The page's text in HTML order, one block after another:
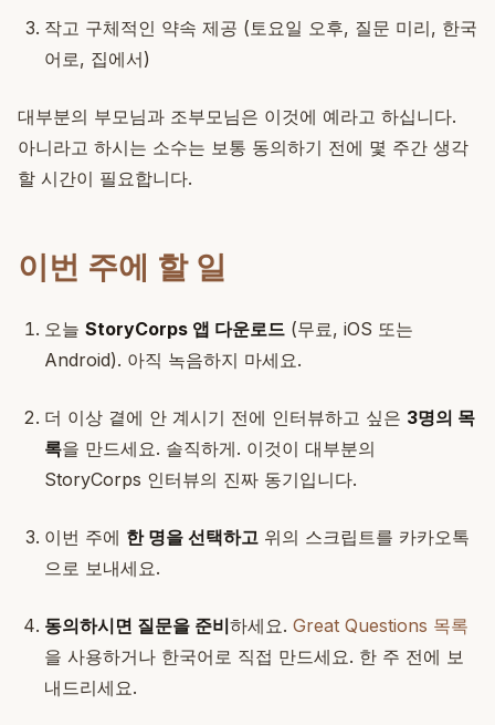
작고 구체적인 약속 제공 (토요일 오후, 질문 미리, 한국
어로, 집에서)
대부분의 부모님과 조부모님은 이것에 예라고 하십니다.
아니라고 하시는 소수는 보통 동의하기 전에 몇 주간 생각
할 시간이 필요합니다.
이번 주에 할 일
오늘 StoryCorps 앱 다운로드 (무료, iOS 또는
Android). 아직 녹음하지 마세요.
더 이상 곁에 안 계시기 전에 인터뷰하고 싶은 3명의 목
록을 만드세요. 솔직하게. 이것이 대부분의
StoryCorps 인터뷰의 진짜 동기입니다.
이번 주에 한 명을 선택하고 위의 스크립트를 카카오톡
으로 보내세요.
동의하시면 질문을 준비하세요. Great Questions 목록
을 사용하거나 한국어로 직접 만드세요. 한 주 전에 보
내드리세요.